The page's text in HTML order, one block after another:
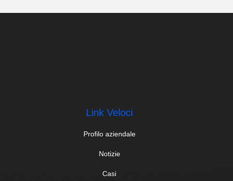
Link Veloci
Profilo aziendale
Notizie
Casi